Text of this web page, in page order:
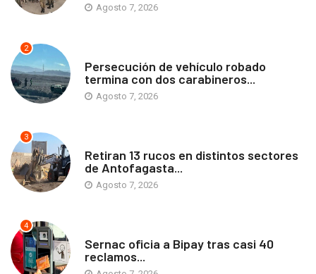
Agosto 7, 2026
2
Persecución de vehículo robado
termina con dos carabineros...
Agosto 7, 2026
3
Retiran 13 rucos en distintos sectores
de Antofagasta...
Agosto 7, 2026
4
Sernac oficia a Bipay tras casi 40
reclamos...